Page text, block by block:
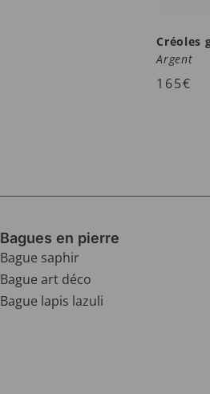
Créoles
Argent
165€
Bagues en pierre
Bague saphir
Bague art déco
Bague lapis lazuli